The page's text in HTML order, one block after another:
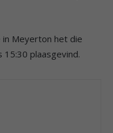
in Meyerton het die
plaasgevind.